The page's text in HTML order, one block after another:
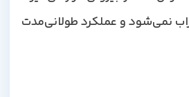
و عملکرد طولانی‌مدت